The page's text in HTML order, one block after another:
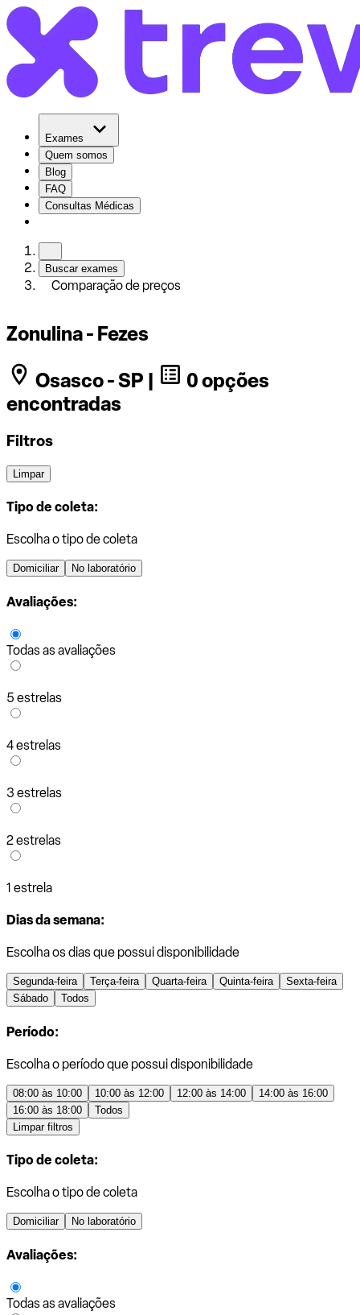
Exames
Quem somos
Blog
FAQ
Consultas Médicas
Buscar exames
Comparação de preços
Zonulina - Fezes
Osasco - SP |
0 opções
encontradas
Filtros
Limpar
Tipo de coleta:
Escolha o tipo de coleta
Domiciliar No laboratório
Avaliações:
Todas as avaliações
5 estrelas
4 estrelas
3 estrelas
2 estrelas
1 estrela
Dias da semana:
Escolha os dias que possui disponibilidade
Segunda-feira Terça-feira Quarta-feira Quinta-feira
Sexta-feira
Sábado
Todos
Período:
Escolha o período que possui disponibilidade
08:00 às 10:00 10:00 às 12:00 12:00 às 14:00
14:00 às 16:00
16:00 às 18:00
Todos
Limpar filtros
Tipo de coleta:
Escolha o tipo de coleta
Domiciliar No laboratório
Avaliações:
Todas as avaliações